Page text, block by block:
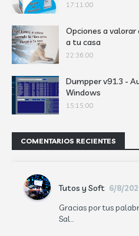
17:11:00
Opciones a
a tu casa
22:36:00
Dumpper v91.3 -
Windows
15:15:00
COMENTARIOS RECIENTES
Tutos y Soft 6/8/
Gracias por tus
Sal...